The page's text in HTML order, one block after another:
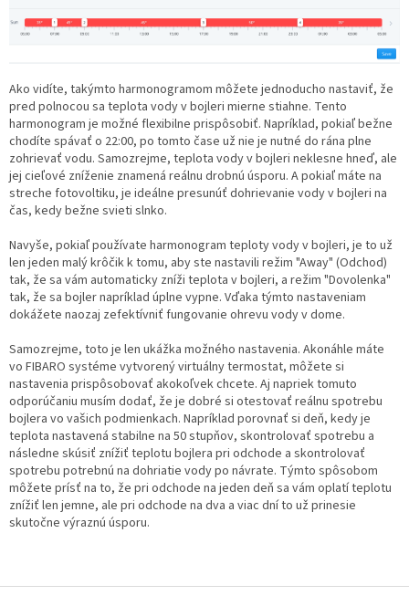
Ako vidíte, takýmto harmonogramom môžete jednoducho nastaviť, že
pred polnocou sa teplota vody v bojleri mierne stiahne. Tento
harmonogram je možné flexibilne prispôsobiť. Napríklad, pokiaľ bežne
chodíte spávať o 22:00, po tomto čase už nie je nutné do rána plne
zohrievať vodu. Samozrejme, teplota vody v bojleri neklesne hneď, ale
jej cieľové zníženie znamená reálnu drobnú úsporu. A pokiaľ máte na
streche fotovoltiku, je ideálne presunúť dohrievanie vody v bojleri na
čas, kedy bežne svieti slnko.
Navyše, pokiaľ používate harmonogram teploty vody v bojleri, je to už
len jeden malý krôčik k tomu, aby ste nastavili režim "Away" (Odchod)
tak, že sa vám automaticky zníži teplota v bojleri, a režim "Dovolenka"
tak, že sa bojler napríklad úplne vypne. Vďaka týmto nastaveniam
dokážete naozaj zefektívniť fungovanie ohrevu vody v dome.
Samozrejme, toto je len ukážka možného nastavenia. Akonáhle máte
vo FIBARO systéme vytvorený virtuálny termostat, môžete si
nastavenia prispôsobovať akokoľvek chcete. Aj napriek tomuto
odporúčaniu musím dodať, že je dobré si otestovať reálnu spotrebu
bojlera vo vašich podmienkach. Napríklad porovnať si deň, kedy je
teplota nastavená stabilne na 50 stupňov, skontrolovať spotrebu a
následne skúsiť znížiť teplotu bojlera pri odchode a skontrolovať
spotrebu potrebnú na dohriatie vody po návrate. Týmto spôsobom
môžete prísť na to, že pri odchode na jeden deň sa vám oplatí teplotu
znížiť len jemne, ale pri odchode na dva a viac dní to už prinesie
skutočne výraznú úsporu.